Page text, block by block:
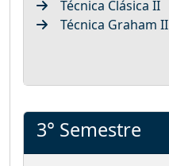
Técnica Clásica II
Técnica Graham II
3° Semestre